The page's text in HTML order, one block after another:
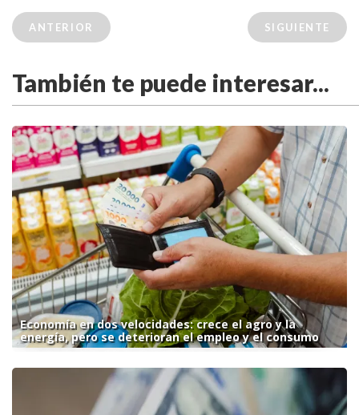
ANTERIOR SIGUIENTE
También te puede interesar...
Economía en dos velocidades: crece el agro y la
energía, pero se deterioran el empleo y el consumo